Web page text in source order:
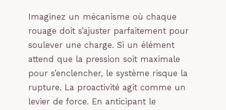
Imaginez un mécanisme où chaque
rouage doit s’ajuster parfaitement pour
soulever une charge. Si un élément
attend que la pression soit maximale
pour s’enclencher, le système risque la
rupture. La proactivité agit comme un
levier de force. En anticipant le